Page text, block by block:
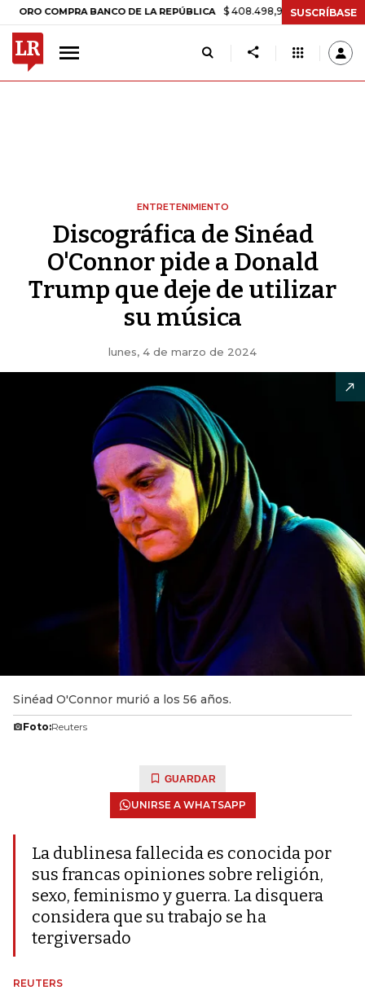
BANCO DE LA REPÚBLICA $ 408.498,97 +$ 8.753,81 +2,19%
SUSCRÍBASE
ENTRETENIMIENTO
Discográfica de Sinéad
O'Connor pide a Donald
Trump que deje de utilizar
su música
lunes, 4 de marzo de 2024
Sinéad O'Connor murió a los 56 años.
Foto:Reuters
GUARDAR
UNIRSE A WHATSAPP
La dublinesa fallecida es conocida por
sus francas opiniones sobre religión,
sexo, feminismo y guerra. La disquera
considera que su trabajo se ha
tergiversado
REUTERS